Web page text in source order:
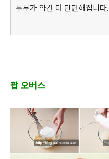
두부가 약간 더 단단해집니다.
팝 오버스